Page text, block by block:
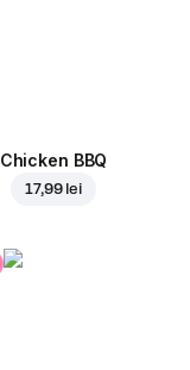
Chicken BBQ
17,99 lei